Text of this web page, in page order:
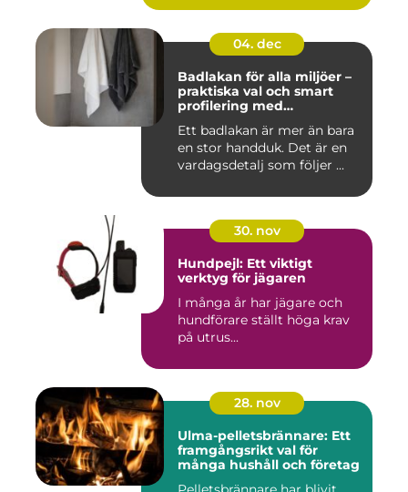
04. dec
Badlakan för alla miljöer –
praktiska val och smart
profilering med
Ett badlakan är mer än bara
en stor handduk. Det är en
vardagsdetalj som följer ...
30. nov
Hundpejl: Ett viktigt
verktyg för jägaren
I många år har jägare och
hundförare ställt höga krav
på utrus...
28. nov
Ulma-pelletsbrännare: Ett
framgångsrikt val för
många hushåll och företag